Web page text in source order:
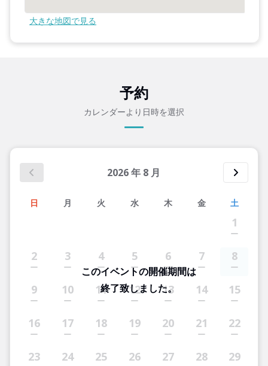
大きな地図で見る
予約
カレンダーより日時を選択
2026年 8 月
日 月 火 水 木 金 土
1
2 3 4 5 6 7 8
9 10 11 12 13 14 15
16 17 18 19 20 21 22
23 24 25 26 27 28 29
このイベントの開催期間は
終了致しました。